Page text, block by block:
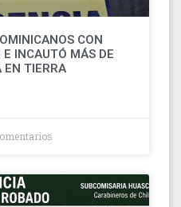
CON
E INCAUTÓ MÁS DE
EN TIERRA